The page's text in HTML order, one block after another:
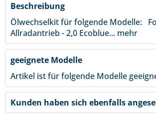
Beschreibung
Ölwechselkit für folgende Modelle:
Allradantrieb - 2,0 Ecoblue... mehr
geeignete Modelle
Artikel ist für folgende Modelle
Kunden haben sich ebenfalls